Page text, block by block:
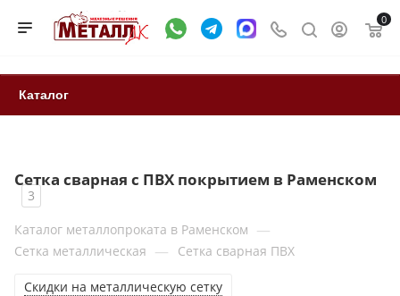
0
Каталог
Сетка сварная с ПВХ покрытием в Раменском
3
Каталог металлопроката в Раменском —
Сетка металлическая — Сетка сварная ПВХ
Скидки на металлическую сетку